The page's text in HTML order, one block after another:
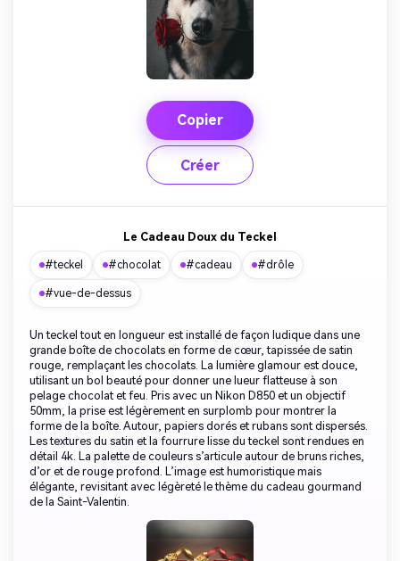
Copier
Créer
Le Cadeau Doux du Teckel
#teckel #chocolat #cadeau #drôle
#vue-de-dessus
Un teckel tout en longueur est installé de façon ludique dans une
grande boîte de chocolats en forme de cœur, tapissée de satin
rouge, remplaçant les chocolats. La lumière glamour est douce,
utilisant un bol beauté pour donner une lueur flatteuse à son
pelage chocolat et feu. Pris avec un Nikon D850 et un objectif
50mm, la prise est légèrement en surplomb pour montrer la
forme de la boîte. Autour, papiers dorés et rubans sont dispersés.
Les textures du satin et la fourrure lisse du teckel sont rendues en
détail 4k. La palette de couleurs s’articule autour de bruns riches,
d’or et de rouge profond. L’image est humoristique mais
élégante, revisitant avec légèreté le thème du cadeau gourmand
de la Saint-Valentin.